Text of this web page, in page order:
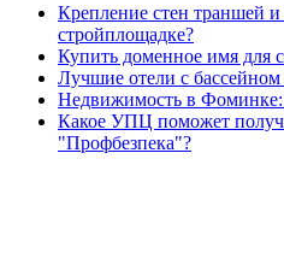
Крепление стен траншей и
стройплощадке?
Купить доменное имя для
Лучшие отели с
Недвижимость в Фоминке:
Какое УПЦ поможет
"Профбезпека"?